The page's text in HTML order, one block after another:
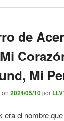
de
Mi
on 2024/05/10por
era el nombre